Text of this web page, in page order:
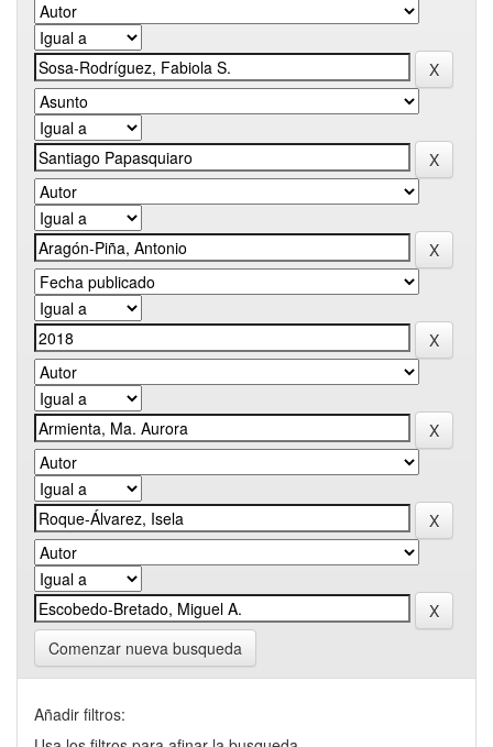
Comenzar nueva busqueda
Añadir filtros: